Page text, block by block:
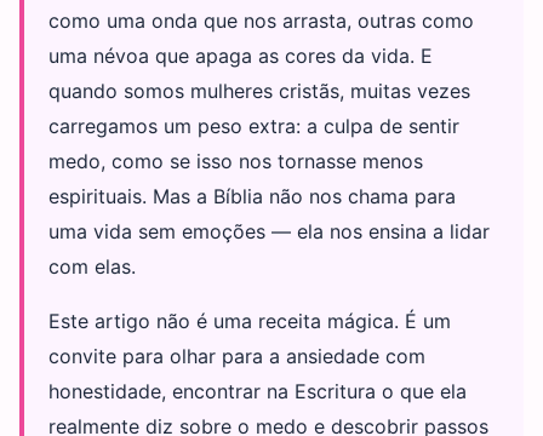
como uma onda que nos arrasta, outras como
uma névoa que apaga as cores da vida. E
quando somos mulheres cristãs, muitas vezes
carregamos um peso extra: a culpa de sentir
medo, como se isso nos tornasse menos
espirituais. Mas a Bíblia não nos chama para
uma vida sem emoções — ela nos ensina a lidar
com elas.
Este artigo não é uma receita mágica. É um
convite para olhar para a ansiedade com
honestidade, encontrar na Escritura o que ela
realmente diz sobre o medo e descobrir passos